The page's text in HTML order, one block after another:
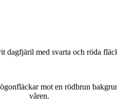
med svarta och röda
mot en rödbrun
våren.